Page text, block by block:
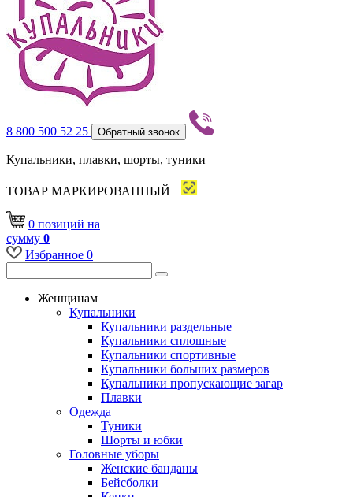
8 800 500 52 25 Обратный звонок
Купальники, плавки, шорты, туники
ТОВАР МАРКИРОВАННЫЙ
0 позиций на
сумму 0
Избранное 0
Женщинам
Купальники
Купальники раздельные
Купальники сплошные
Купальники спортивные
Купальники больших размеров
Купальники пропускающие загар
Плавки
Одежда
Туники
Шорты и юбки
Головные уборы
Женские банданы
Бейсболки